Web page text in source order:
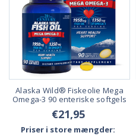
Alaska Wild® Fiskeolie Mega
Omega-3 90 enteriske softgels
€21,95
Priser i store mængder: